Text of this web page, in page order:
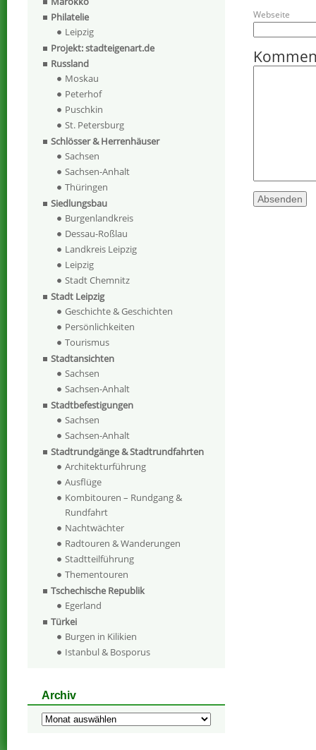
Webseite
Philatelie
Leipzig
Projekt: stadteigenart.de
Russland
Moskau
Peterhof
Puschkin
St. Petersburg
Schlösser & Herrenhäuser
Sachsen
Sachsen-Anhalt
Thüringen
Siedlungsbau
Burgenlandkreis
Dessau-Roßlau
Landkreis Leipzig
Leipzig
Stadt Chemnitz
Stadt Leipzig
Geschichte & Geschichten
Persönlichkeiten
Tourismus
Stadtansichten
Sachsen
Sachsen-Anhalt
Stadtbefestigungen
Sachsen
Sachsen-Anhalt
Stadtrundgänge & Stadtrundfahrten
Architekturführung
Ausflüge
Kombitouren – Rundgang &
Rundfahrt
Nachtwächter
Radtouren & Wanderungen
Stadtteilführung
Thementouren
Tschechische Republik
Egerland
Türkei
Burgen in Kilikien
Istanbul & Bosporus
Archiv
Archiv